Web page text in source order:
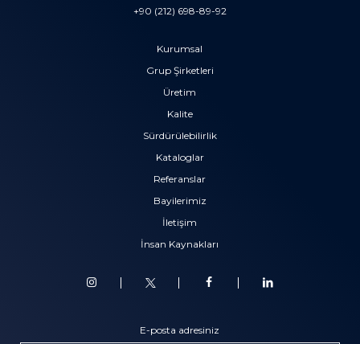
+90 (212) 698-89-92
Kurumsal
Grup Şirketleri
Üretim
Kalite
Sürdürülebilirlik
Kataloglar
Referanslar
Bayilerimiz
İletişim
İnsan Kaynakları
E-posta adresiniz